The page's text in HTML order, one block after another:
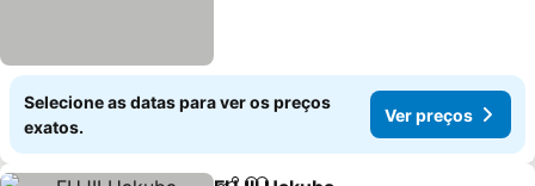
Selecione as datas para ver os preços
exatos.
Ver preços